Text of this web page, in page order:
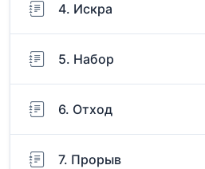
4. Искра
5. Набор
6. Отход
7. Прорыв